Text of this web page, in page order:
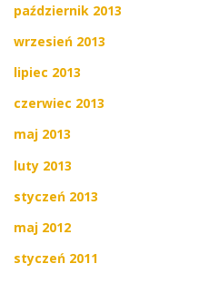
październik 2013
wrzesień 2013
lipiec 2013
czerwiec 2013
maj 2013
luty 2013
styczeń 2013
maj 2012
styczeń 2011